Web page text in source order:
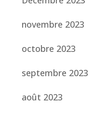
novembre 2023
octobre 2023
septembre 2023
août 2023